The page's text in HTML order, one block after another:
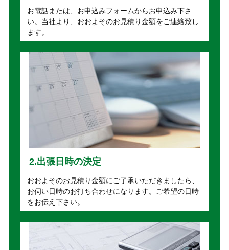
お電話または、お申込みフォームからお申込み下さ
い。当社より、おおよそのお見積り金額をご連絡致し
ます。
2.出張日時の決定
おおよそのお見積り金額にご了承いただきましたら、
お伺い日時のお打ち合わせになります。ご希望の日時
をお伝え下さい。